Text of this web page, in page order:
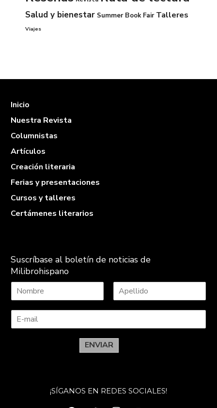
Salud y bienestar Summer Book Fair Talleres
Viajes
Inicio
Nuestra Revista
Columnistas
Artículos
Creación literaria
Ferias y presentaciones
Cursos y talleres
Certámenes literarios
Suscríbase al boletín de noticias de
Milibrohispano
o
b
p
l
d
ENVIAR
¡SÍGANOS EN REDES SOCIALES!